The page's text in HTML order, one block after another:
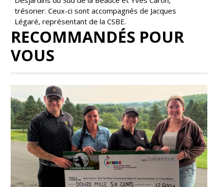
trésorier. Ceux-ci sont accompagnés de Jacques
Légaré, représentant de la CSBE.
RECOMMANDÉS POUR
VOUS